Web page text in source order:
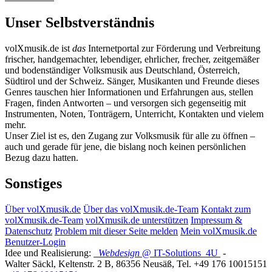
Unser Selbstverständnis
volXmusik.de ist das Internetportal zur Förderung und Verbreitung
frischer, handgemachter, lebendiger, ehrlicher, frecher, zeitgemäßer
und bodenständiger Volksmusik aus Deutschland, Österreich,
Südtirol und der Schweiz. Sänger, Musikanten und Freunde dieses
Genres tauschen hier Informationen und Erfahrungen aus, stellen
Fragen, finden Antworten – und versorgen sich gegenseitig mit
Instrumenten, Noten, Tonträgern, Unterricht, Kontakten und vielem
mehr.
Unser Ziel ist es, den Zugang zur Volksmusik für alle zu öffnen –
auch und gerade für jene, die bislang noch keinen persönlichen
Bezug dazu hatten.
Sonstiges
Über volXmusik.de Über das volXmusik.de-Team Kontakt zum
volXmusik.de-Team volXmusik.de unterstützen Impressum &
Datenschutz Problem mit dieser Seite melden Mein volXmusik.de
Benutzer-Login
Idee und Realisierung:
Webdesign @ IT-Solutions 4U -
Walter Säckl, Keltenstr. 2 B, 86356 Neusäß, Tel. +49 176 10015151